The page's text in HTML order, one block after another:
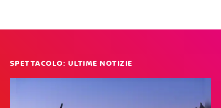
SPETTACOLO: ULTIME NOTIZIE